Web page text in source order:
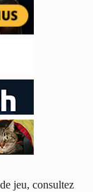
jeu, consultez